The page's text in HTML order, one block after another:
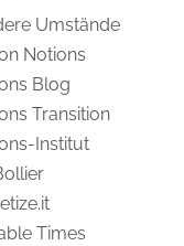
Umstände
Notions
Blog
Transition
Institut
Times